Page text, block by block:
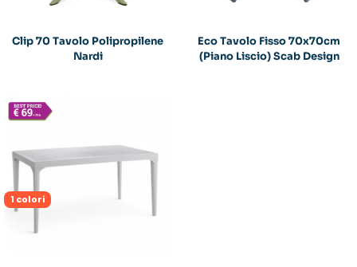
Clip 70 Tavolo Polipropilene
Nardi
Eco Tavolo Fisso 70x70cm
(Piano Liscio) Scab Design
1 colori